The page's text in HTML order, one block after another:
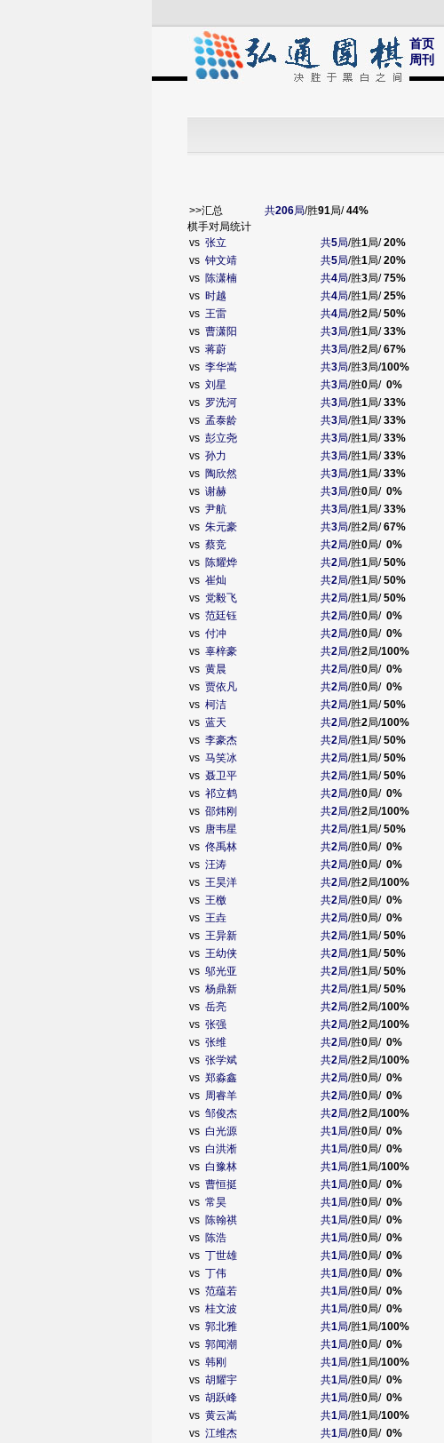
首页
周刊
>>汇总 共206局/胜91局/44%
棋手对局统计
vs 张立 共5局/胜1局/20%
vs 钟文靖 共5局/胜1局/20%
vs 陈潇楠 共4局/胜3局/75%
vs 时越 共4局/胜1局/25%
vs 王雷 共4局/胜2局/50%
vs 曹潇阳 共3局/胜1局/33%
vs 蒋蔚 共3局/胜2局/67%
vs 李华嵩 共3局/胜3局/100%
vs 刘星 共3局/胜0局/0%
vs 罗洗河 共3局/胜1局/33%
vs 孟泰龄 共3局/胜1局/33%
vs 彭立尧 共3局/胜1局/33%
vs 孙力 共3局/胜1局/33%
vs 陶欣然 共3局/胜1局/33%
vs 谢赫 共3局/胜0局/0%
vs 尹航 共3局/胜1局/33%
vs 朱元豪 共3局/胜2局/67%
vs 蔡竞 共2局/胜0局/0%
vs 陈耀烨 共2局/胜1局/50%
vs 崔灿 共2局/胜1局/50%
vs 党毅飞 共2局/胜1局/50%
vs 范廷钰 共2局/胜0局/0%
vs 付冲 共2局/胜0局/0%
vs 辜梓豪 共2局/胜2局/100%
vs 黄晨 共2局/胜0局/0%
vs 贾依凡 共2局/胜0局/0%
vs 柯洁 共2局/胜1局/50%
vs 蓝天 共2局/胜2局/100%
vs 李豪杰 共2局/胜1局/50%
vs 马笑冰 共2局/胜1局/50%
vs 聂卫平 共2局/胜1局/50%
vs 祁立鹤 共2局/胜0局/0%
vs 邵炜刚 共2局/胜2局/100%
vs 唐韦星 共2局/胜1局/50%
vs 佟禹林 共2局/胜0局/0%
vs 汪涛 共2局/胜0局/0%
vs 王昊洋 共2局/胜2局/100%
vs 王檄 共2局/胜0局/0%
vs 王垚 共2局/胜0局/0%
vs 王异新 共2局/胜1局/50%
vs 王幼侠 共2局/胜1局/50%
vs 邬光亚 共2局/胜1局/50%
vs 杨鼎新 共2局/胜1局/50%
vs 岳亮 共2局/胜2局/100%
vs 张强 共2局/胜2局/100%
vs 张维 共2局/胜0局/0%
vs 张学斌 共2局/胜2局/100%
vs 郑淼鑫 共2局/胜0局/0%
vs 周睿羊 共2局/胜0局/0%
vs 邹俊杰 共2局/胜2局/100%
vs 白光源 共1局/胜0局/0%
vs 白洪淅 共1局/胜0局/0%
vs 白豫林 共1局/胜1局/100%
vs 曹恒挺 共1局/胜0局/0%
vs 常昊 共1局/胜0局/0%
vs 陈翰祺 共1局/胜0局/0%
vs 陈浩 共1局/胜0局/0%
vs 丁世雄 共1局/胜0局/0%
vs 丁伟 共1局/胜0局/0%
vs 范蕴若 共1局/胜0局/0%
vs 桂文波 共1局/胜0局/0%
vs 郭北雅 共1局/胜1局/100%
vs 郭闻潮 共1局/胜0局/0%
vs 韩刚 共1局/胜1局/100%
vs 胡耀宇 共1局/胜0局/0%
vs 胡跃峰 共1局/胜0局/0%
vs 黄云嵩 共1局/胜1局/100%
vs 江维杰 共1局/胜0局/0%